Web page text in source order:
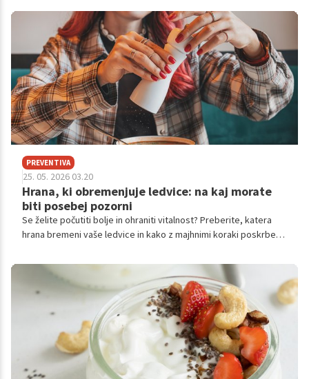
PREVENTIVA
25. 05. 2026 03.20
Hrana, ki obremenjuje ledvice: na kaj morate
biti posebej pozorni
Se želite počutiti bolje in ohraniti vitalnost? Preberite, katera
hrana bremeni vaše ledvice in kako z majhnimi koraki poskrbeti